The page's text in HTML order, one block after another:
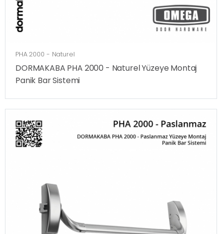
PHA 2000 - Naturel
DORMAKABA PHA 2000 - Naturel Yüzeye Montaj
Panik Bar Sistemi